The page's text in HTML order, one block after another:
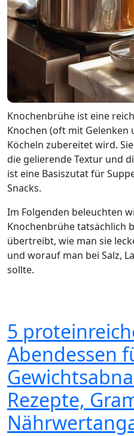
Knochenbrühe ist eine
Knochen (oft mit Gelenken
Köcheln zubereitet wird.
die gelierende Textur und
ist eine Basiszutat für
Snacks.
Im Folgenden beleuchten
Knochenbrühe tatsächlich
übertreibt, wie man sie
und worauf man bei Salz,
sollte.
5
Abendessen
Rezepte,